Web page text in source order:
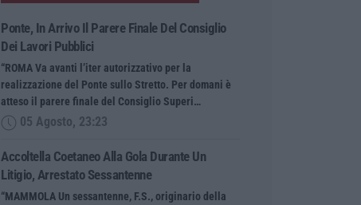
Ponte, In Arrivo Il Parere Finale Del Consiglio
Dei Lavori Pubblici
“ROMA Va avanti l’iter autorizzativo per la
realizzazione del Ponte sullo Stretto. Per domani è
atteso il parere finale del Consiglio Superi…
05 Agosto, 23:23
Accoltella Coetaneo Alla Gola Durante Un
Litigio, Arrestato Sessantenne
“MAMMOLA Un sessantenne, F.S., originario della